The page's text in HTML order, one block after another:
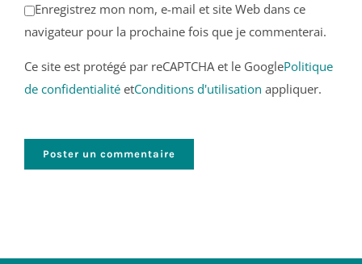
Enregistrez mon nom, e-mail et site Web dans ce
navigateur pour la prochaine fois que je commenterai.
Ce site est protégé par reCAPTCHA et le GooglePolitique
de confidentialité etConditions d'utilisation appliquer.